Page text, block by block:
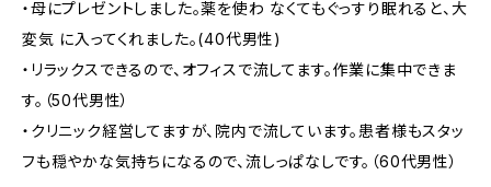
・母にプレゼントしました。薬を使わ なくてもぐっすり眠れると、大
変気 に入ってくれました。(40代男性)
・リラックスできるので、オフィスで流してます。作業に集中できま
す。（50代男性）
・クリニック経営してますが、院内で流しています。患者様もスタッ
フも穏やかな気持ちになるので、流しっぱなしです。（60代男性）